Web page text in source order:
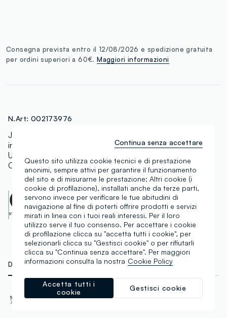
Consegna prevista entro il 12/08/2026 e spedizione gratuita
per ordini superiori a 60€.Maggiori informazioni
N.Art: 002173976
Joggers in French Terry (felpa non garzata
internamente) di puro cotone con coulisse a fettuccia.
Una tasca applicata sul retro. Stampa dinosauro sul lato.
Caviglie elasticate.
OEKO-TEX class I
CENTROCOT:0906991.O
Scopri di più
DETTAGLI TECNICI MATERIALI E FILIERA
Tessuto
Questo sito utilizza cookie tecnici e di prestazione
anonimi, sempre attivi per garantire il funzionamento
del sito e di misurarne le prestazione; Altri cookie (i
cookie di profilazione), installati anche da terze parti,
servono invece per verificare le tue abitudini di
navigazione al fine di poterti offrire prodotti e servizi
mirati in linea con i tuoi reali interessi. Per il loro
utilizzo serve il tuo consenso. Per accettare i cookie
di profilazione clicca su "accetta tutti i cookie", per
selezionarli clicca su "Gestisci cookie" o per rifiutarli
clicca su "Continua senza accettare". Per maggiori
informazioni consulta la nostra Cookie Policy
Gestisci cookie
Accetta tutti i
cookie
Continua senza accettare